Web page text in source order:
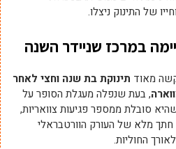
של התינוק ניצלו.
במרכז שניידר השנה
מאוד תינוקת בת שנה וחצי לאחר
, בעת שנפלה מעגלת הסופר על
סובלת ממספר פגיעות צוואריות,
חתך מלא של העורק הוורטבראלי
החוליות.